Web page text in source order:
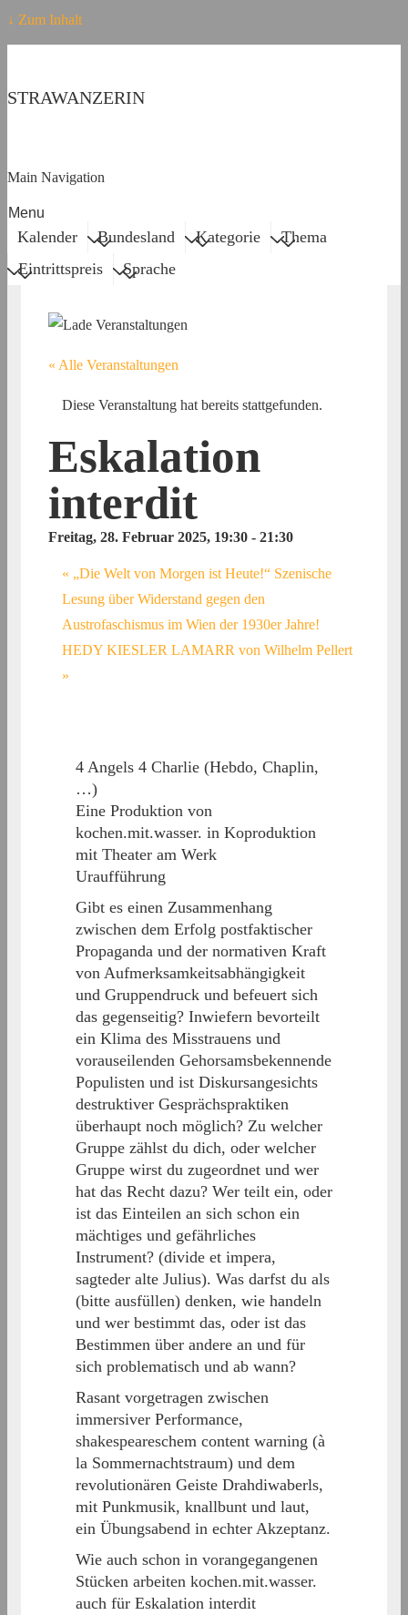
↓ Zum Inhalt
STRAWANZERIN
Main Navigation
Menu
Kalender Bundesland Kategorie
Thema
Eintrittspreis
Sprache
« Alle Veranstaltungen
Diese Veranstaltung hat bereits stattgefunden.
Eskalation
interdit
Freitag, 28. Februar 2025, 19:30 - 21:30
« „Die Welt von Morgen ist Heute!“ Szenische
Lesung über Widerstand gegen den
Austrofaschismus im Wien der 1930er Jahre!
HEDY KIESLER LAMARR von Wilhelm Pellert
»
4 Angels 4 Charlie (Hebdo, Chaplin,
…)
Eine Produktion von
kochen.mit.wasser. in Koproduktion
mit Theater am Werk
Uraufführung
Gibt es einen Zusammenhang
zwischen dem Erfolg postfaktischer
Propaganda und der normativen Kraft
von Aufmerksamkeitsabhängigkeit
und Gruppendruck und befeuert sich
das gegenseitig? Inwiefern bevorteilt
ein Klima des Misstrauens und
vorauseilenden Gehorsamsbekennende
Populisten und ist Diskursangesichts
destruktiver Gesprächspraktiken
überhaupt noch möglich? Zu welcher
Gruppe zählst du dich, oder welcher
Gruppe wirst du zugeordnet und wer
hat das Recht dazu? Wer teilt ein, oder
ist das Einteilen an sich schon ein
mächtiges und gefährliches
Instrument? (divide et impera,
sagteder alte Julius). Was darfst du als
(bitte ausfüllen) denken, wie handeln
und wer bestimmt das, oder ist das
Bestimmen über andere an und für
sich problematisch und ab wann?
Rasant vorgetragen zwischen
immersiver Performance,
shakespeareschem content warning (à
la Sommernachtstraum) und dem
revolutionären Geiste Drahdiwaberls,
mit Punkmusik, knallbunt und laut,
ein Übungsabend in echter Akzeptanz.
Wie auch schon in vorangegangenen
Stücken arbeiten kochen.mit.wasser.
auch für Eskalation interdit